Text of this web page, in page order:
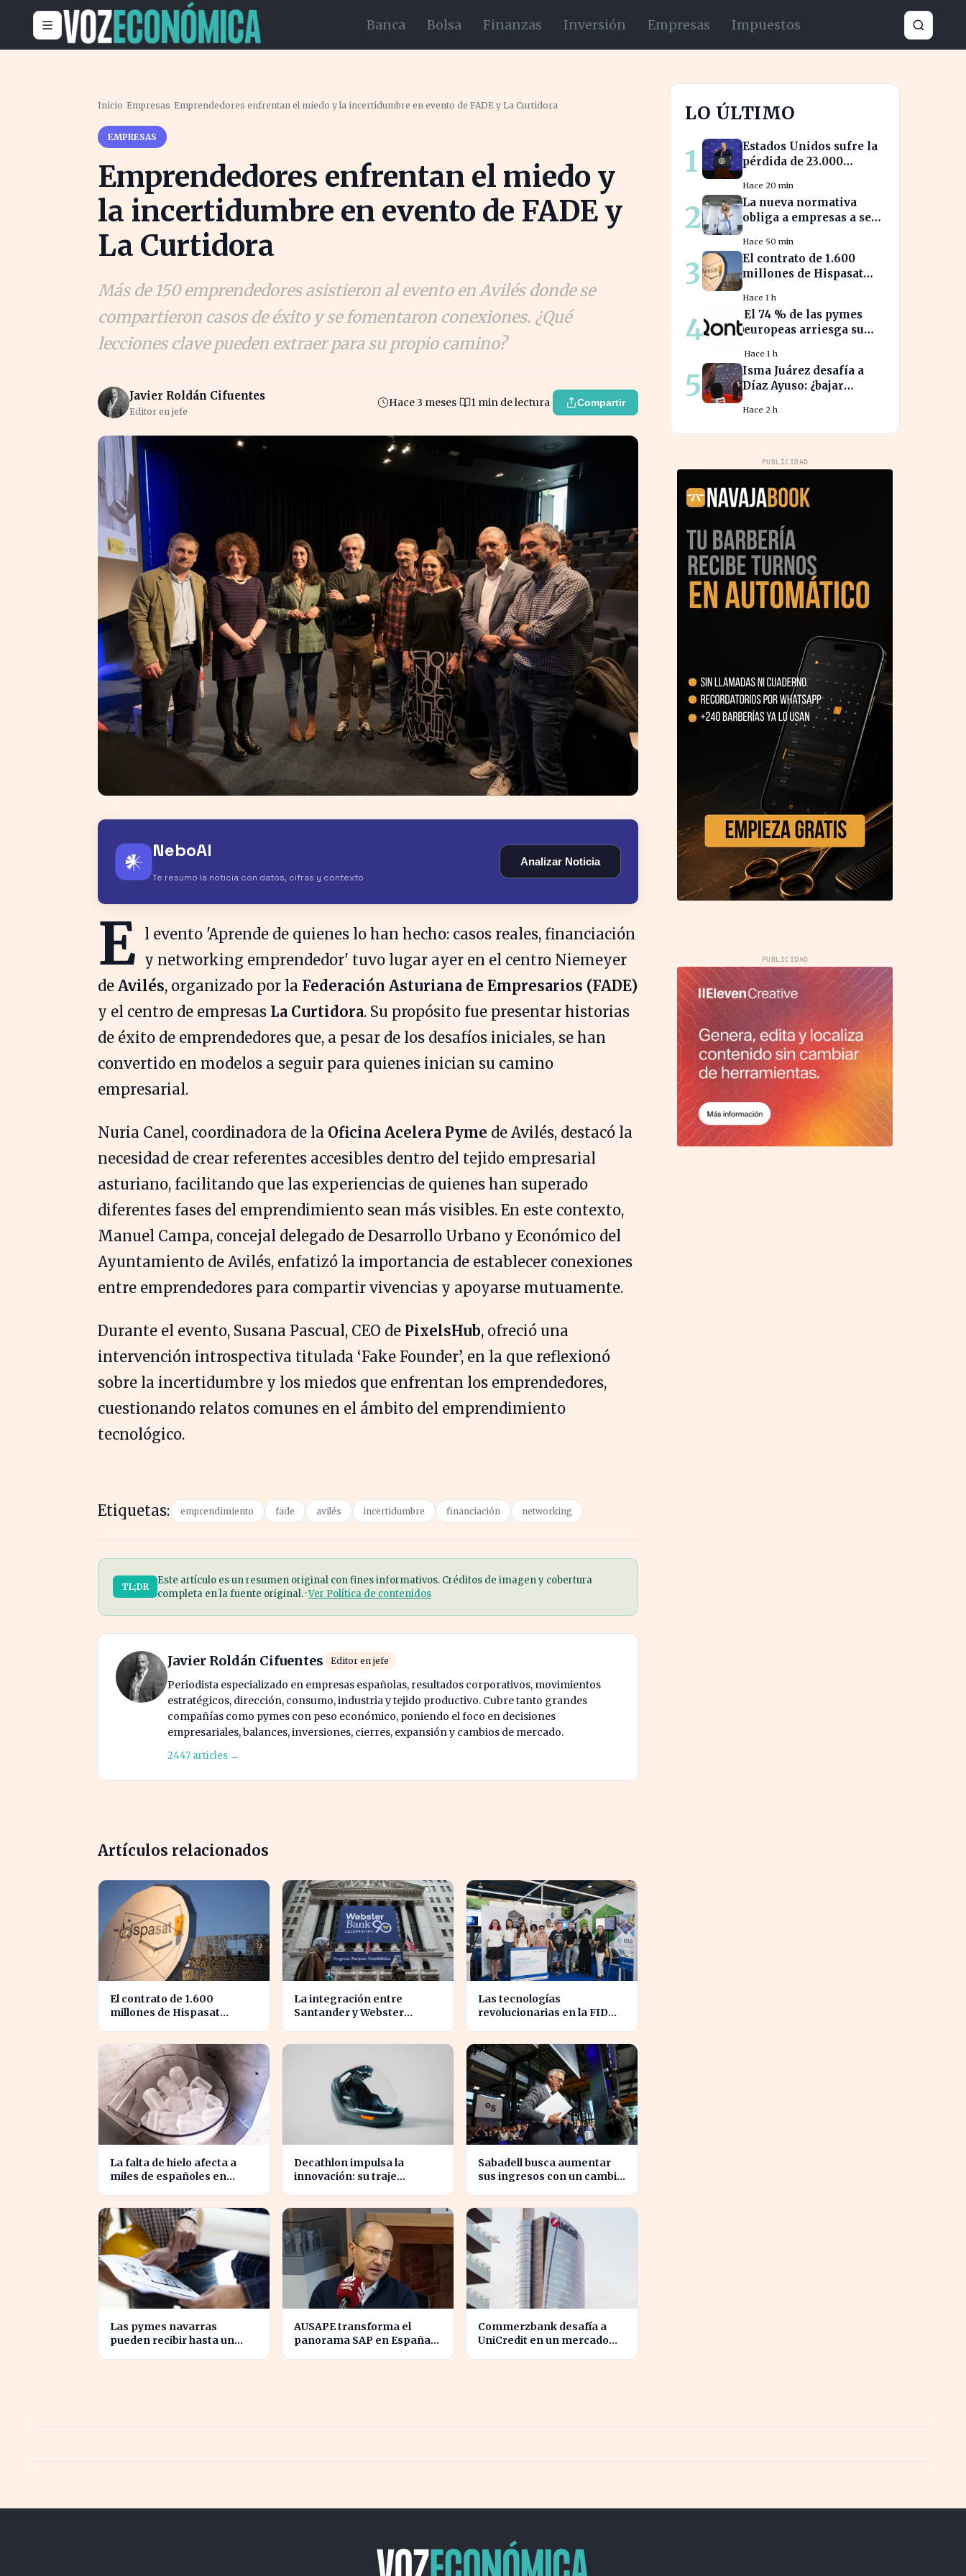
Banca Bolsa Finanzas Inversión Empresas Impuestos
Inicio ›Empresas ›Emprendedores enfrentan el miedo y la incertidumbre en evento de FADE y La Curtidora
EMPRESAS
Emprendedores enfrentan el miedo y
la incertidumbre en evento de FADE y
La Curtidora
Más de 150 emprendedores asistieron al evento en Avilés donde se
compartieron casos de éxito y se fomentaron conexiones. ¿Qué
lecciones clave pueden extraer para su propio camino?
Javier Roldán Cifuentes
Editor en jefe
Hace 3 meses 1 min de lectura Compartir
𒀭 NeboAI
Te resumo la noticia con datos, cifras y contexto
Analizar Noticia
E l evento 'Aprende de quienes lo han hecho: casos reales, financiación
y networking emprendedor' tuvo lugar ayer en el centro Niemeyer
de Avilés, organizado por la Federación Asturiana de Empresarios (FADE)
y el centro de empresas La Curtidora. Su propósito fue presentar historias
de éxito de emprendedores que, a pesar de los desafíos iniciales, se han
convertido en modelos a seguir para quienes inician su camino
empresarial.
Nuria Canel, coordinadora de la Oficina Acelera Pyme de Avilés, destacó la
necesidad de crear referentes accesibles dentro del tejido empresarial
asturiano, facilitando que las experiencias de quienes han superado
diferentes fases del emprendimiento sean más visibles. En este contexto,
Manuel Campa, concejal delegado de Desarrollo Urbano y Económico del
Ayuntamiento de Avilés, enfatizó la importancia de establecer conexiones
entre emprendedores para compartir vivencias y apoyarse mutuamente.
Durante el evento, Susana Pascual, CEO de PixelsHub, ofreció una
intervención introspectiva titulada ‘Fake Founder’, en la que reflexionó
sobre la incertidumbre y los miedos que enfrentan los emprendedores,
cuestionando relatos comunes en el ámbito del emprendimiento
tecnológico.
Etiquetas: emprendimiento fade avilés incertidumbre financiación networking
TL;DR
Este artículo es un resumen original con fines informativos. Créditos de imagen y cobertura
completa en la fuente original. ·Ver Política de contenidos
Javier Roldán Cifuentes Editor en jefe
Periodista especializado en empresas españolas, resultados corporativos, movimientos
estratégicos, dirección, consumo, industria y tejido productivo. Cubre tanto grandes
compañías como pymes con peso económico, poniendo el foco en decisiones
empresariales, balances, inversiones, cierres, expansión y cambios de mercado.
2447 articles →
Artículos relacionados
El contrato de 1.600
millones de Hispasat
La integración entre
Santander y Webster
Las tecnologías
revolucionarias en la FIDMA
La falta de hielo afecta a
miles de españoles en
Decathlon impulsa la
innovación: su traje
Sabadell busca aumentar
sus ingresos con un cambio
Las pymes navarras
pueden recibir hasta un
AUSAPE transforma el
panorama SAP en España
Commerzbank desafía a
UniCredit en un mercado
LO ÚLTIMO
1
Estados Unidos sufre la
pérdida de 23.000
de la guerra
Hace 20 min
2
La nueva normativa
obliga a empresas a ser
salarios entre
trabajadores en puestos
similares
Hace 50 min
3
El contrato de 1.600
millones de Hispasat
espacial en Europa
Hace 1 h
4
El 74 % de las pymes
europeas arriesga su
trabajar fuera de horas
Hace 1 h
5
Isma Juárez desafía a
Díaz Ayuso: ¿bajar
a la F1?
Hace 2 h
PUBLICIDAD
PUBLICIDAD